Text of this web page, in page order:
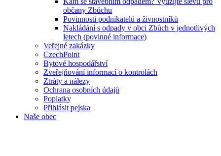
občany Zbůchu
Povinnosti podnikatelů a živnostníků
Nakládání s odpady v obci Zbůch v jednotlivých
letech (povinné informace)
Veřejné zakázky
CzechPoint
Bytové hospodářství
Zveřejňování informací o kontrolách
Ztráty a nálezy
Ochrana osobních údajů
Poplatky
Přihlásit pejska
Naše obec